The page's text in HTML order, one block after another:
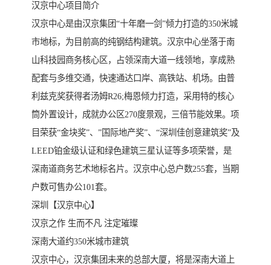
汉京中心项目简介
汉京中心是由汉京集团“十年磨一剑”倾力打造的350米城
市地标，为目前高的纯钢结构建筑。汉京中心坐落于南
山科技园商务核心区，占领深南大道一线领地，享成熟
配套与多维交通，快速通达口岸、高铁站、机场。由普
利兹克奖获得者汤姆R26;梅恩倾力打造，采用特的核心
筒外置设计，成就办公区270度景观，三倍节能效果。项
目荣获“金块奖”、”国际地产奖”、“深圳佳创意建筑奖”及
LEED铂金级认证和绿色建筑三星认证等多项荣誉，是
深南道商务艺术地标名片。汉京中心总户数255套，当期
户数可售办公101套。
深圳【汉京中心】
汉京之作 生而不凡 注定璀璨
深南大道约350米城市建筑
汉京中心，汉京集团未来的总部大厦，将是深南大道上